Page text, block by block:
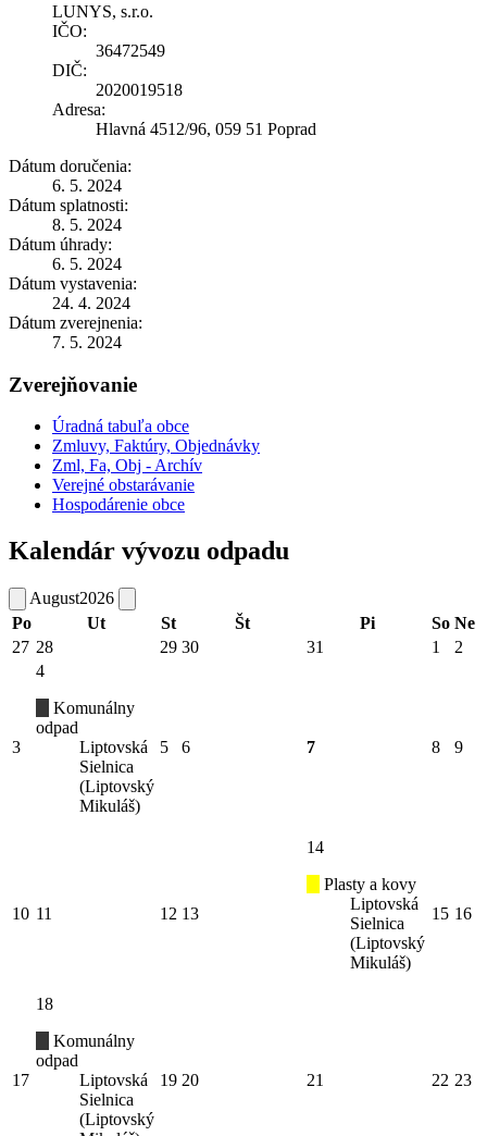
LUNYS, s.r.o.
IČO:
36472549
DIČ:
2020019518
Adresa:
Hlavná 4512/96, 059 51 Poprad
Dátum doručenia:
6. 5. 2024
Dátum splatnosti:
8. 5. 2024
Dátum úhrady:
6. 5. 2024
Dátum vystavenia:
24. 4. 2024
Dátum zverejnenia:
7. 5. 2024
Zverejňovanie
Úradná tabuľa obce
Zmluvy, Faktúry, Objednávky
Zml, Fa, Obj - Archív
Verejné obstarávanie
Hospodárenie obce
Kalendár vývozu odpadu
August2026
Po
Ut St Št Pi So Ne
27 28 29 30 31 1 2
3
4
Komunálny
odpad
Liptovská
Sielnica
(Liptovský
Mikuláš)
5 6 7 8 9
10 11 12 13
14
Plasty a kovy
Liptovská
Sielnica
(Liptovský
Mikuláš)
15 16
17
18
Komunálny
odpad
Liptovská
Sielnica
(Liptovský
19 20 21 22 23